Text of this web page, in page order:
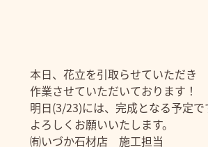
本日、花立を引取らせていただき
作業させていただいております！
明日(3/23)には、完成となる予定で
よろしくお願いいたします。
㈲いづか石材店 施工担当